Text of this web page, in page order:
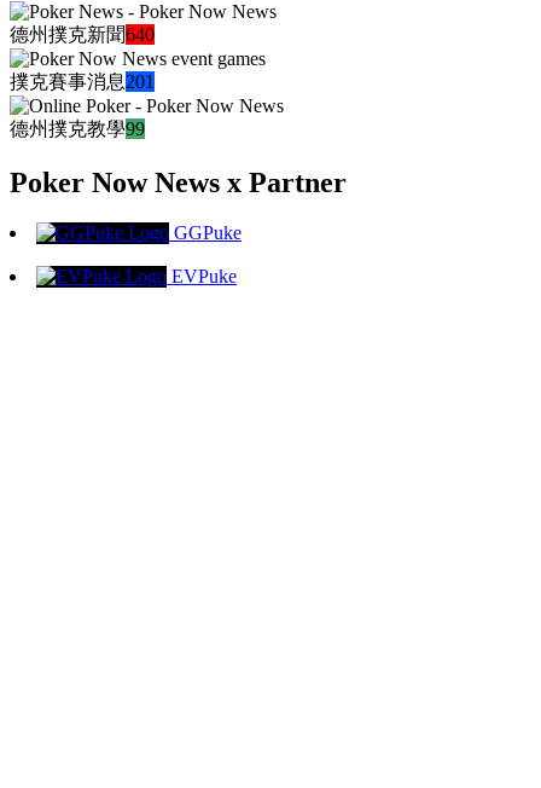
德州撲克新聞640
撲克賽事消息201
德州撲克教學99
Poker Now News x Partner
GGPuke
EVPuke